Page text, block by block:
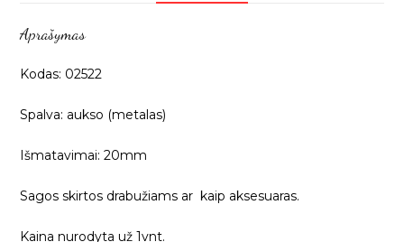
1vnt
Aprašymas
Kodas: 02522
Spalva: aukso (metalas)
Išmatavimai: 20mm
Sagos skirtos drabužiams ar kaip aksesuaras.
Kaina nurodyta už 1vnt.